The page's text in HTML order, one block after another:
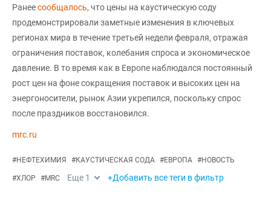
Ранеесообщалось, что цены на каустическую соду
продемонстрировали заметные изменения в ключевых
регионах мира в течение третьей недели февраля, отражая
ограничения поставок, колебания спроса и экономическое
давление. В то время как в Европе наблюдался постоянный
рост цен на фоне сокращения поставок и высоких цен на
энергоносители, рынок Азии укрепился, поскольку спрос
после праздников восстановился.
mrc.ru
#НЕФТЕХИМИЯ #КАУСТИЧЕСКАЯ СОДА #ЕВРОПА #НОВОСТЬ
#ХЛОР #MRC Еще 1 +Добавить все теги в фильтр